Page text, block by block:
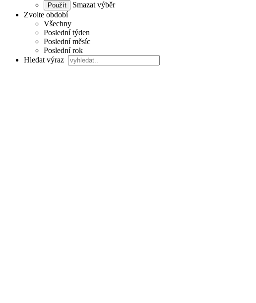
Smazat výběr
Zvolte období
Všechny
Poslední týden
Poslední měsíc
Poslední rok
Hledat výraz